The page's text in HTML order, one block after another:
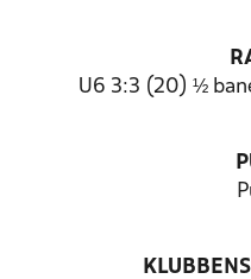
U6 3:3 (20) ½